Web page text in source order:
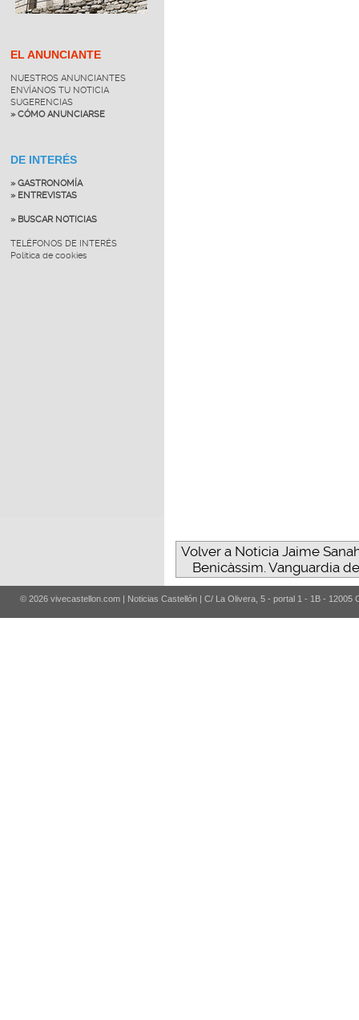
EL ANUNCIANTE
NUESTROS ANUNCIANTES
ENVÍANOS TU NOTICIA
SUGERENCIAS
» CÓMO ANUNCIARSE
DE INTERÉS
» GASTRONOMÍA
» ENTREVISTAS
» BUSCAR NOTICIAS
TELÉFONOS DE INTERÉS
Política de cookies
Volver a Noticia Jaime
Benicàssim. Vanguardia
© 2026 vivecastellon.com | Noticias Castellón | C/ La Olivera, 5 - portal 1 - 1B - 12005